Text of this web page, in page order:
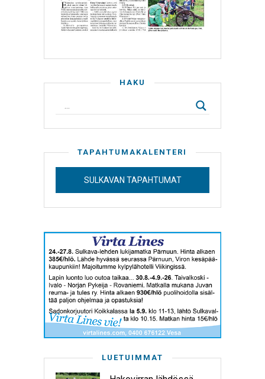
HAKU
TAPAHTUMAKALENTERI
SULKAVAN TAPAHTUMAT
LUETUIMMAT